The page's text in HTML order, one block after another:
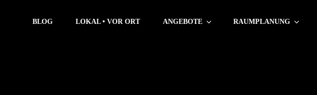
BLOG LOKAL • VOR ORT ANGEBOTE RAUMPLANUNG